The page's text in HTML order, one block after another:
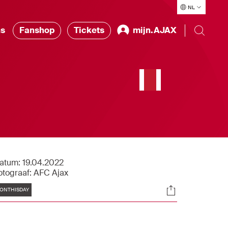
NL
Fanshop Tickets mijn.AJAX
19.04.2022
AFC Ajax
Socials